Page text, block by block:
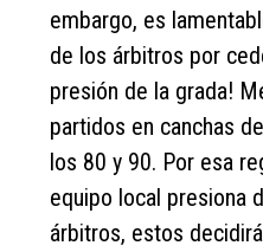
embargo, es
de los árbitros por
presión de la grada!
partidos en canchas
los 80 y 90. Por esa
equipo local presiona
árbitros, estos